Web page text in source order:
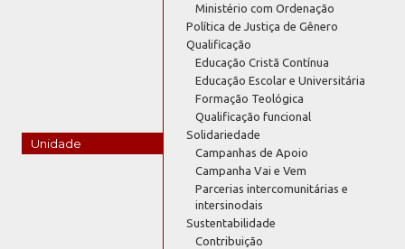
Unidade
Ministério com Ordenação
Política de Justiça de Gênero
Qualificação
Educação Cristã Contínua
Educação Escolar e Universitária
Formação Teológica
Qualificação funcional
Solidariedade
Campanhas de Apoio
Campanha Vai e Vem
Parcerias intercomunitárias e
intersinodais
Sustentabilidade
Contribuição